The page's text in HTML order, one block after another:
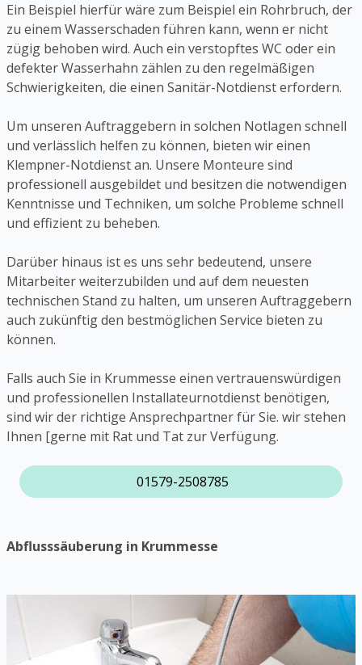
Ein Beispiel hierfür wäre zum Beispiel ein Rohrbruch, der
zu einem Wasserschaden führen kann, wenn er nicht
zügig behoben wird. Auch ein verstopftes WC oder ein
defekter Wasserhahn zählen zu den regelmäßigen
Schwierigkeiten, die einen Sanitär-Notdienst erfordern.
Um unseren Auftraggebern in solchen Notlagen schnell
und verlässlich helfen zu können, bieten wir einen
Klempner-Notdienst an. Unsere Monteure sind
professionell ausgebildet und besitzen die notwendigen
Kenntnisse und Techniken, um solche Probleme schnell
und effizient zu beheben.
Darüber hinaus ist es uns sehr bedeutend, unsere
Mitarbeiter weiterzubilden und auf dem neuesten
technischen Stand zu halten, um unseren Auftraggebern
auch zukünftig den bestmöglichen Service bieten zu
können.
Falls auch Sie in Krummesse einen vertrauenswürdigen
und professionellen Installateurnotdienst benötigen,
sind wir der richtige Ansprechpartner für Sie. wir stehen
Ihnen [gerne mit Rat und Tat zur Verfügung.
01579-2508785
Abflusssäuberung in Krummesse